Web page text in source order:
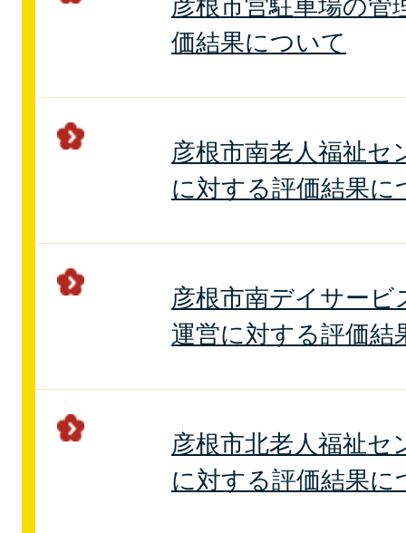
価結果について
彦根市南老人福祉セ
に対する評価結果に
彦根市南デイサー
運営に対する評価結
彦根市北老人福祉セ
に対する評価結果に